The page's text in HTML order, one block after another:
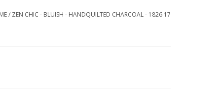
/ ZEN CHIC - BLUISH - HANDQUILTED CHARCOAL - 1826 17